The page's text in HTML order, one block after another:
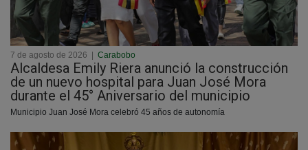
7 de agosto de 2026 Carabobo
Alcaldesa Emily Riera anunció la construcción
de un nuevo hospital para Juan José Mora
durante el 45° Aniversario del municipio
Municipio Juan José Mora celebró 45 años de autonomía